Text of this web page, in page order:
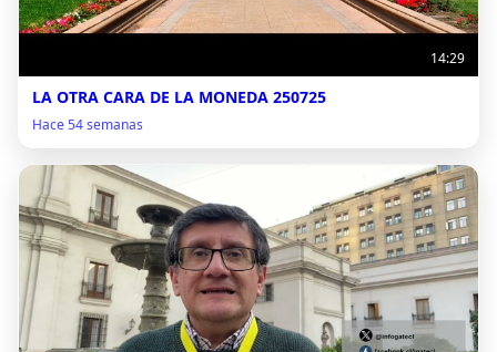
14:29
LA OTRA CARA DE LA MONEDA 250725
Hace 54 semanas